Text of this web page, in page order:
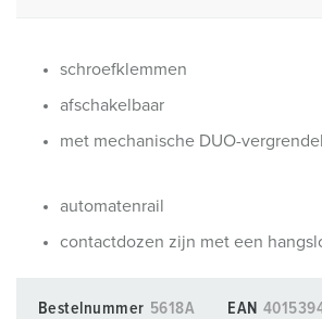
schroefklemmen
afschakelbaar
met mechanische DUO-
automatenrail
contactdozen zijn met een
Bestelnummer 5618A EAN